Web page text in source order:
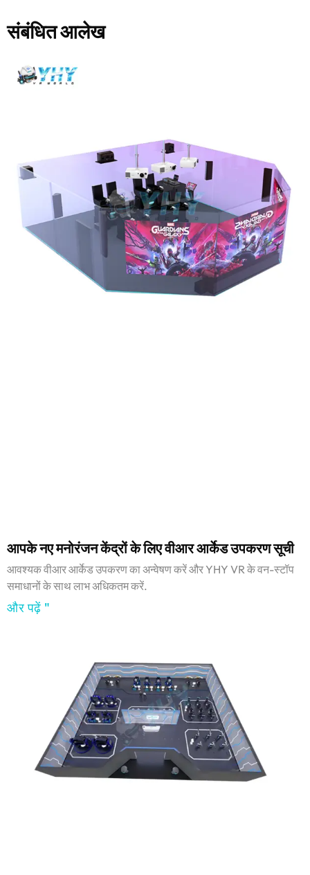
संबंधित आलेख
आपके नए मनोरंजन केंद्रों के लिए वीआर आर्केड उपकरण सूची
आवश्यक वीआर आर्केड उपकरण का अन्वेषण करें और YHY VR के वन-स्टॉप
समाधानों के साथ लाभ अधिकतम करें.
और पढ़ें "